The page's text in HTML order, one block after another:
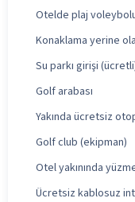
Otelde plaj
Konaklama yerine
Su parkı girişi
Golf arabası
Yakında ücretsiz
Golf club (ekipman)
Otel yakınında
Ücretsiz kablosuz